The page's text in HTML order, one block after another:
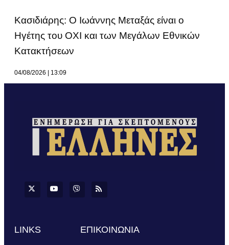
Κασιδιάρης: Ο Ιωάννης Μεταξάς είναι ο
Ηγέτης του ΟΧΙ και των Μεγάλων Εθνικών
Κατακτήσεων
04/08/2026 13:09
LINKS ΕΠΙΚΟΙΝΩΝΙΑ